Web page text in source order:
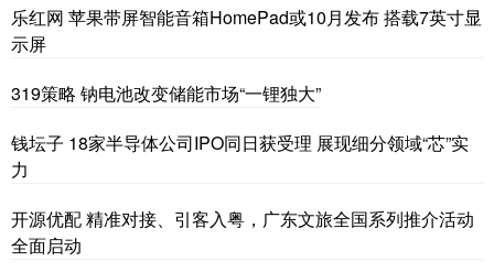
乐红网 苹果带屏智能音箱HomePad或10月发布 搭载7英寸显
示屏
319策略 钠电池改变储能市场“一锂独大”
钱坛子 18家半导体公司IPO同日获受理 展现细分领域“芯”实
力
开源优配 精准对接、引客入粤，广东文旅全国系列推介活动
全面启动